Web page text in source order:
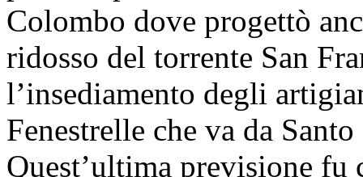
Colombo dove progettò
ridosso del torrente San
l’insediamento degli
Fenestrelle che va da
Quest’ultima previsione fu